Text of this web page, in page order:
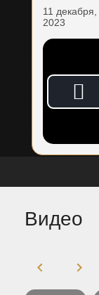
11 декабря,
2023
Видео